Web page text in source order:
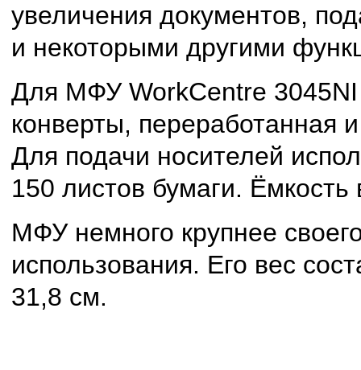
увеличения документов,
и некоторыми другими
Для МФУ WorkCentre 3045NI
конверты, переработанная
Для подачи носителей
150 листов бумаги. Ёмкость
МФУ немного крупнее
использования. Его вес
31,8 см.